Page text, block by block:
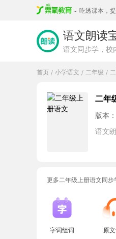
- 吃透课本，
语文朗读
语文同步学，校
首页 / 小学语文 / 二年级 /
二年
版本：
语文
更多二年级上册语文同步
字词组词 原